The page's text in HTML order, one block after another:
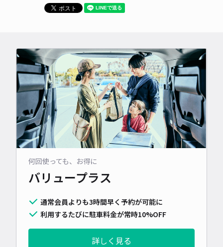
何回使っても、お得に
バリュープラス
通常会員よりも3時間早く予約が可能に
利用するたびに駐車料金が常時10%OFF
詳しく見る